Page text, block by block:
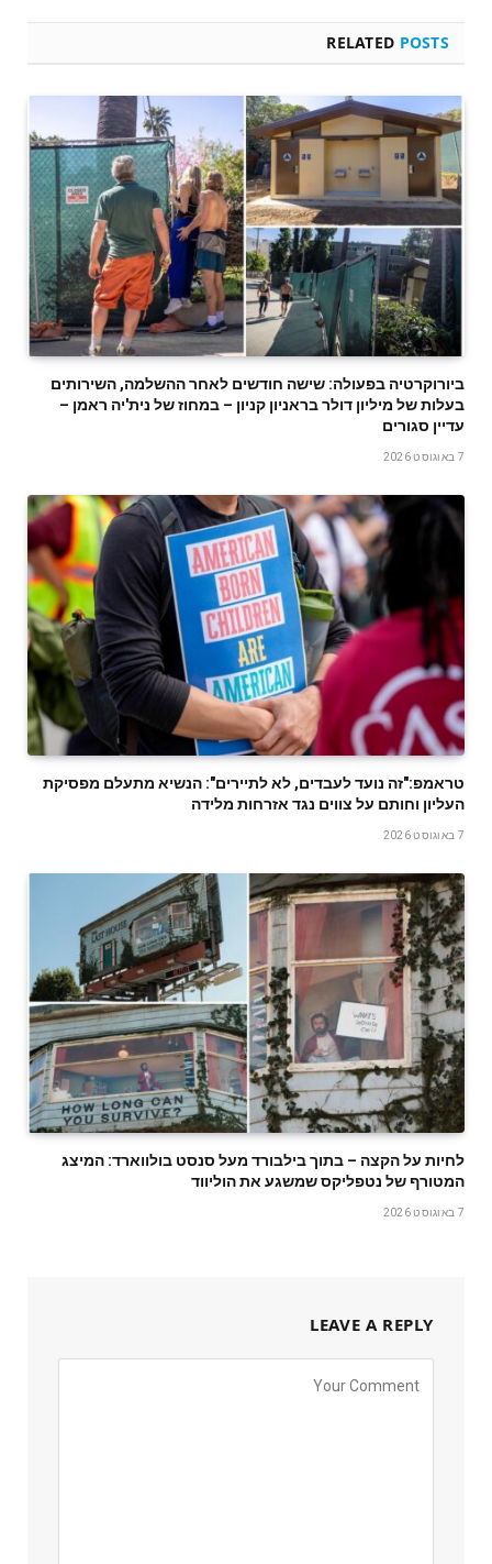
RELATED POSTS
ביורוקרטיה בפעולה: שישה חודשים לאחר ההשלמה, השירותים
בעלות של מיליון דולר בראניון קניון – במחוז של נית'יה ראמן –
עדיין סגורים
7 באוגוסט 2026
טראמפ:"זה נועד לעבדים, לא לתיירים": הנשיא מתעלם מפסיקת
העליון וחותם על צווים נגד אזרחות מלידה
7 באוגוסט 2026
לחיות על הקצה – בתוך בילבורד מעל סנסט בולווארד: המיצג
המטורף של נטפליקס שמשגע את הוליווד
7 באוגוסט 2026
LEAVE A REPLY